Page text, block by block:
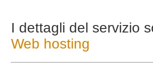
I dettagli del servizio
Web hosting